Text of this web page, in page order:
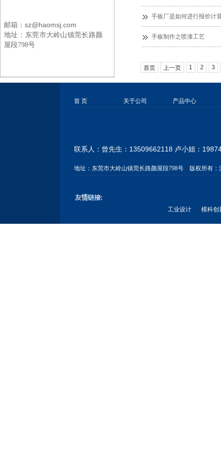
邮箱：sz@haomsj.com
地址： 东莞市大岭山镇莞长路颜
屋段798号
手板厂是如何进行报价计
手板制作之喷漆工艺
首页 上一页 1 2 3
首 页 关于公司 产品中心
联系人：曾先生：13509662118 卢小姐：
地址： 东莞市大岭山镇莞长路颜屋段798号 版权所有：
工业设计 模科创